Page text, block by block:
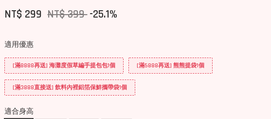
NT$ 299 NT$ 399-25.1%
適用優惠
[滿8888再送] 海灘度假草編手提包包1個 [滿5888再送] 熊熊提袋1個
[滿3888直接送] 飲料內裡鋁箔保鮮攜帶袋1個
適合身高